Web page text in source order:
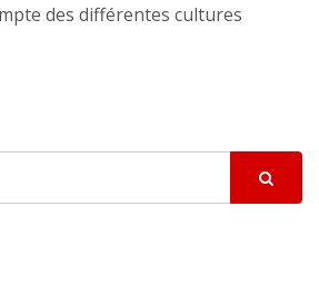
des différentes cultures